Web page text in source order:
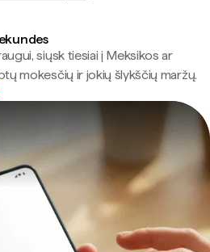
siųsk tiesiai į Meksikos ar
mokesčių ir jokių šlykščių maržų.